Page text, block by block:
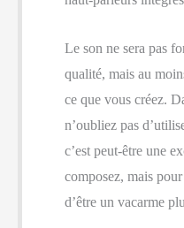
Le son ne sera pas
qualité, mais au
ce que vous créez.
n’oubliez pas
c’est peut-être une
composez, mais
d’être un vacarme